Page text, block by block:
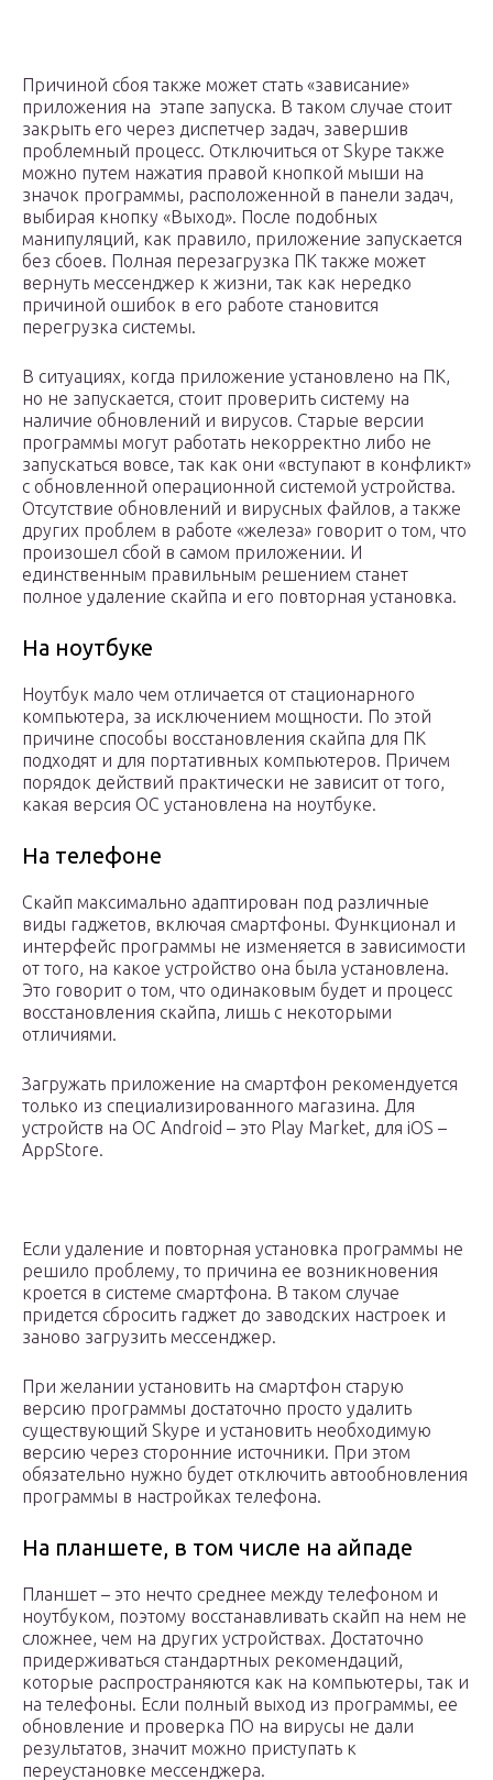
Причиной сбоя также может стать «зависание»
приложения на этапе запуска. В таком случае стоит
закрыть его через диспетчер задач, завершив
проблемный процесс. Отключиться от Skype также
можно путем нажатия правой кнопкой мыши на
значок программы, расположенной в панели задач,
выбирая кнопку «Выход». После подобных
манипуляций, как правило, приложение запускается
без сбоев. Полная перезагрузка ПК также может
вернуть мессенджер к жизни, так как нередко
причиной ошибок в его работе становится
перегрузка системы.
В ситуациях, когда приложение установлено на ПК,
но не запускается, стоит проверить систему на
наличие обновлений и вирусов. Старые версии
программы могут работать некорректно либо не
запускаться вовсе, так как они «вступают в конфликт»
с обновленной операционной системой устройства.
Отсутствие обновлений и вирусных файлов, а также
других проблем в работе «железа» говорит о том, что
произошел сбой в самом приложении. И
единственным правильным решением станет
полное удаление скайпа и его повторная установка.
На ноутбуке
Ноутбук мало чем отличается от стационарного
компьютера, за исключением мощности. По этой
причине способы восстановления скайпа для ПК
подходят и для портативных компьютеров. Причем
порядок действий практически не зависит от того,
какая версия ОС установлена на ноутбуке.
На телефоне
Скайп максимально адаптирован под различные
виды гаджетов, включая смартфоны. Функционал и
интерфейс программы не изменяется в зависимости
от того, на какое устройство она была установлена.
Это говорит о том, что одинаковым будет и процесс
восстановления скайпа, лишь с некоторыми
отличиями.
Загружать приложение на смартфон рекомендуется
только из специализированного магазина. Для
устройств на ОС Android – это Play Market, для iOS –
AppStore.
Если удаление и повторная установка программы не
решило проблему, то причина ее возникновения
кроется в системе смартфона. В таком случае
придется сбросить гаджет до заводских настроек и
заново загрузить мессенджер.
При желании установить на смартфон старую
версию программы достаточно просто удалить
существующий Skype и установить необходимую
версию через сторонние источники. При этом
обязательно нужно будет отключить автообновления
программы в настройках телефона.
На планшете, в том числе на айпаде
Планшет – это нечто среднее между телефоном и
ноутбуком, поэтому восстанавливать скайп на нем не
сложнее, чем на других устройствах. Достаточно
придерживаться стандартных рекомендаций,
которые распространяются как на компьютеры, так и
на телефоны. Если полный выход из программы, ее
обновление и проверка ПО на вирусы не дали
результатов, значит можно приступать к
переустановке мессенджера.